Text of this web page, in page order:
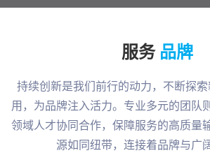
服务 品牌
持续创新是我们前行的动力，不断探
用，为品牌注入活力。专业多元的团队
领域人才协同合作，保障服务的高质量
源如同纽带，连接着品牌与广